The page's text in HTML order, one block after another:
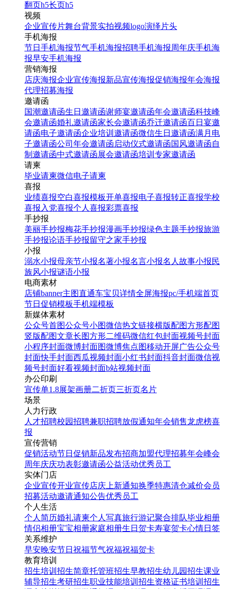
翻页h5长页h5
视频
企业宣传片舞台背景实拍视频logo演绎 片头
手机海报
节日手机海报节气手机海报招聘手机海报周年庆手机海
报早安手机海报
营销海报
店庆海报企业宣传海报新品宣传海报促销海报年会海报
代理招募海报
邀请函
国潮邀请函生日邀请函谢师宴邀请函年会邀请函科技峰
会邀请函婚礼邀请函家长会邀请函乔迁邀请函百日宴邀
请函电子邀请函企业培训邀请函微信生日邀请函满月电
子邀请函公司年会邀请函 启动仪式邀请函国风邀请函自
制邀请函中式邀请函展会邀请函培训专家邀请函
请柬
毕业请柬微信电子请柬
喜报
业绩喜报空白喜报模板开单喜报电子喜报转正喜报学校
喜报 入党喜报个人喜报彩票喜报
手抄报
美丽手抄报梅花手抄报漫画手抄报绿色主题手抄报旅游
手抄报论语手抄报留守之家手抄报
小报
溺水小报母亲节小报名著小报名言小报名人故事小报民
族风小报谜语小报
电商素材
店铺banner主图直通车宝贝详情全屏海报pc/手机端首页
节日促销模板手机端模板
新媒体素材
公众号首图公众号小图微信热文链接横版配图方形配图
竖版配图文章长图方形二维码微信红包封面视频号封面
小程序封面微博封面图微博焦点图移动开屏广告公众号
封面快手封面西瓜视频封面小红书封面抖音封面微信视
频号封面好看视频封面b站视频封面
办公印刷
宣传单1.8展架画册二折页三折页名片
场景
人力行政
人才招聘校园招聘兼职招聘放假通知年会销售龙虎榜喜
报
宣传营销
促销活动节日促销新品发布招商加盟代理招募年会峰会
周年庆庆功表彰邀请函公益活动优秀员工
实体门店
企业宣传开业宣传店庆 上新通知换季特惠清仓减价会员
招募活动邀请通知公告优秀员工
个人生活
个人简历婚礼请柬个人写真旅行游记聚合排队毕业相册
情侣相册宝宝相册家庭相册生日贺卡寿宴贺卡心情日签
关系维护
早安晚安节日祝福节气祝福祝福贺卡
教育培训
招生培训 招生简章托管班招生早教招生幼儿园招生课业
辅导招生考研招生职业技能培训招生资格证书培训招生